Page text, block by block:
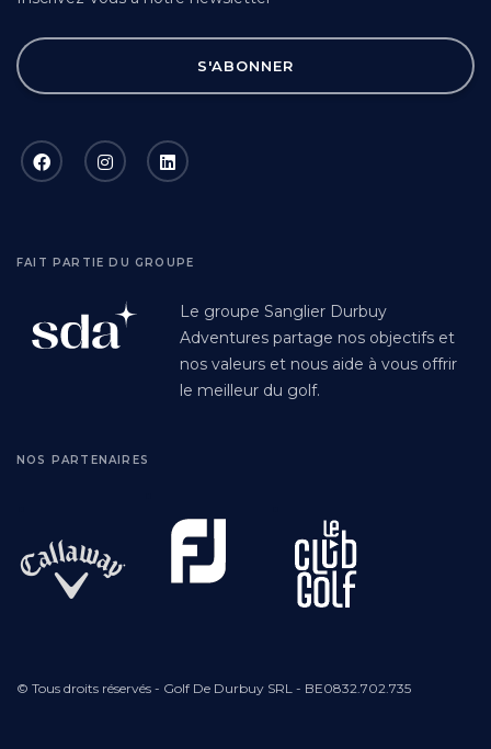
S'ABONNER
FAIT PARTIE DU GROUPE
Le groupe Sanglier Durbuy
Adventures partage nos objectifs et
nos valeurs et nous aide à vous offrir
le meilleur du golf.
NOS PARTENAIRES
© Tous droits réservés - Golf De Durbuy SRL - BE0832.702.735